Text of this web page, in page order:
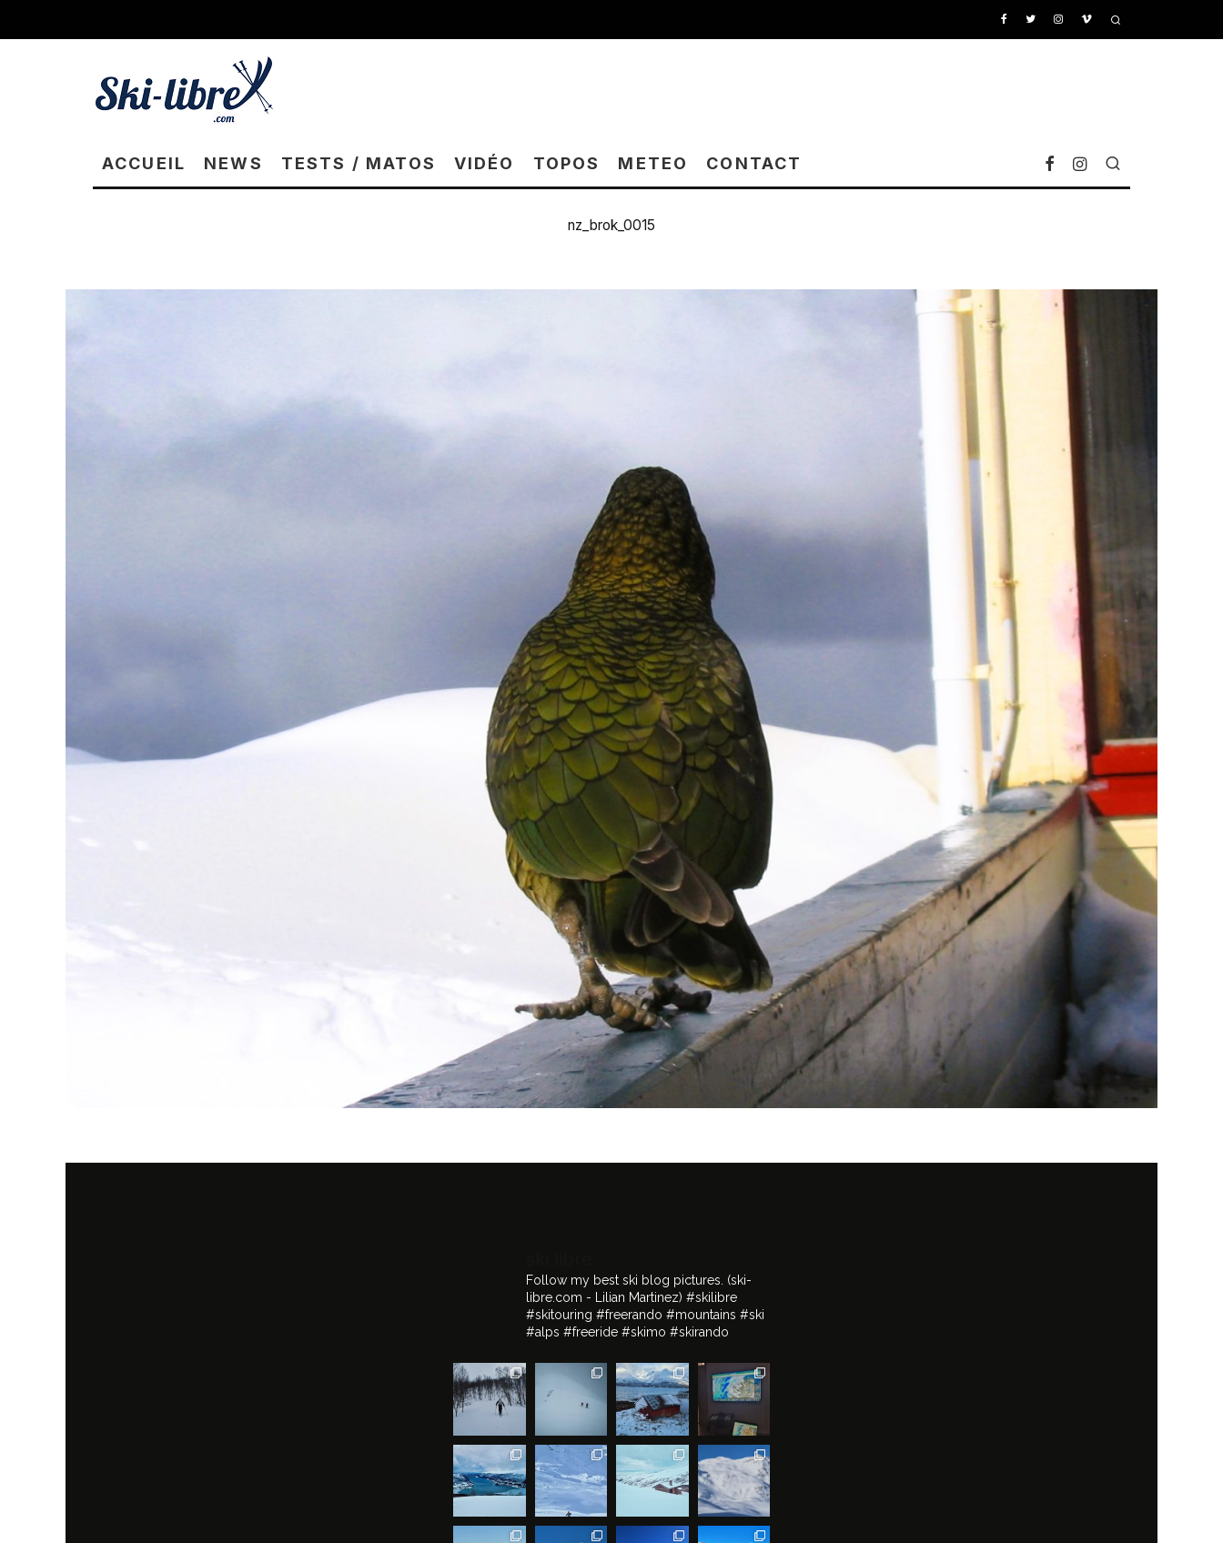
ACCUEIL NEWS TESTS / MATOS VIDÉO TOPOS METEO CONTACT
nz_brok_0015
Follow my best ski blog pictures. (ski-
libre.com - Lilian Martinez) #skilibre
#skitouring #freerando #mountains #ski
#alps #freeride #skimo #skirando